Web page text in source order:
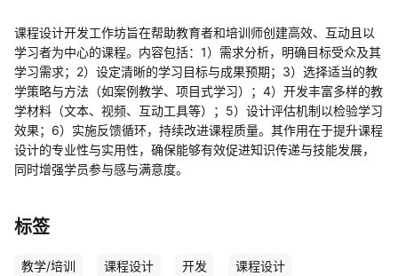
课程设计开发工作坊旨在帮助教育者和培训师创建高效、互动且以
学习者为中心的课程。内容包括：1）需求分析，明确目标受众及其
学习需求；2）设定清晰的学习目标与成果预期；3）选择适当的教
学策略与方法（如案例教学、项目式学习）；4）开发丰富多样的教
学材料（文本、视频、互动工具等）；5）设计评估机制以检验学习
效果；6）实施反馈循环，持续改进课程质量。其作用在于提升课程
设计的专业性与实用性，确保能够有效促进知识传递与技能发展，
同时增强学员参与感与满意度。
标签
教学/培训 课程设计 开发 课程设计